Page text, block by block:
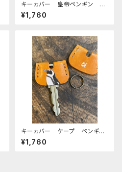
キーカバー 皇帝ペンギン ヒ
ナ エンペラー ヒナペン ペ
ンギン RedBrown レッドブ
¥1,760
キーカバー ケープ ペンギ
ン CAMEL キャメル 栃木
レザー
¥1,760